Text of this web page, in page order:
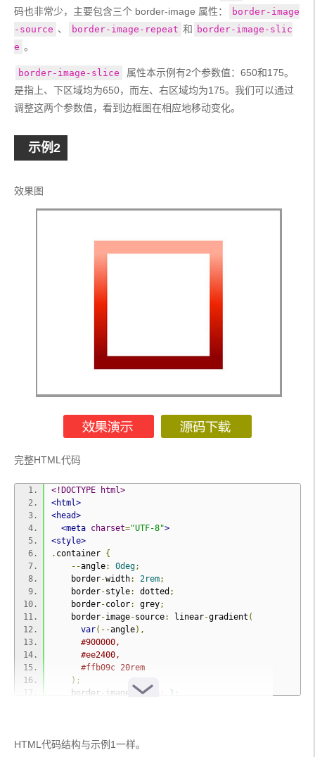
height: 100vh ;
background
<body>
</body>
</html>
码也非常少，主要包含三个 border-image 属性：
border-image
-source 、 border-image-repeat 和 border-image-slic
e 。
border-image-slice
属性本示例有2个参数值：650和175。
是指上、下区域均为650，而左、右区域均为175。我们可以通过
调整这两个参数值，看到边框图在相应地移动变化。
示例2
效果图
完整HTML代码
<!DOCTYPE html>
<html>
<head>
<meta charset="UTF-8">
<style>
. container {
--angle: 0deg;
border-width: 2rem;
border-style: dotted ;
border-color: grey;
border-image-source: linear-gradient (
var(--angle),
#900000,
#ee2400,
#ffb09c 20rem
);
border- image slice : 1 ;
animation: 10s rotate linear infinite
HTML代码结构与示例1一样。